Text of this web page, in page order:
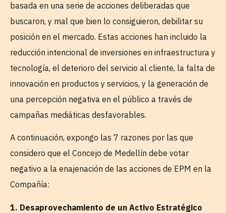
basada en una serie de acciones deliberadas que
buscaron, y mal que bien lo consiguieron, debilitar su
posición en el mercado. Estas acciones han incluido la
reducción intencional de inversiones en infraestructura y
tecnología, el deterioro del servicio al cliente, la falta de
innovación en productos y servicios, y la generación de
una percepción negativa en el público a través de
campañas mediáticas desfavorables.
A continuación, expongo las 7 razones por las que
considero que el Concejo de Medellín debe votar
negativo a la enajenación de las acciones de EPM en la
Compañía:
1. Desaprovechamiento de un Activo Estratégico